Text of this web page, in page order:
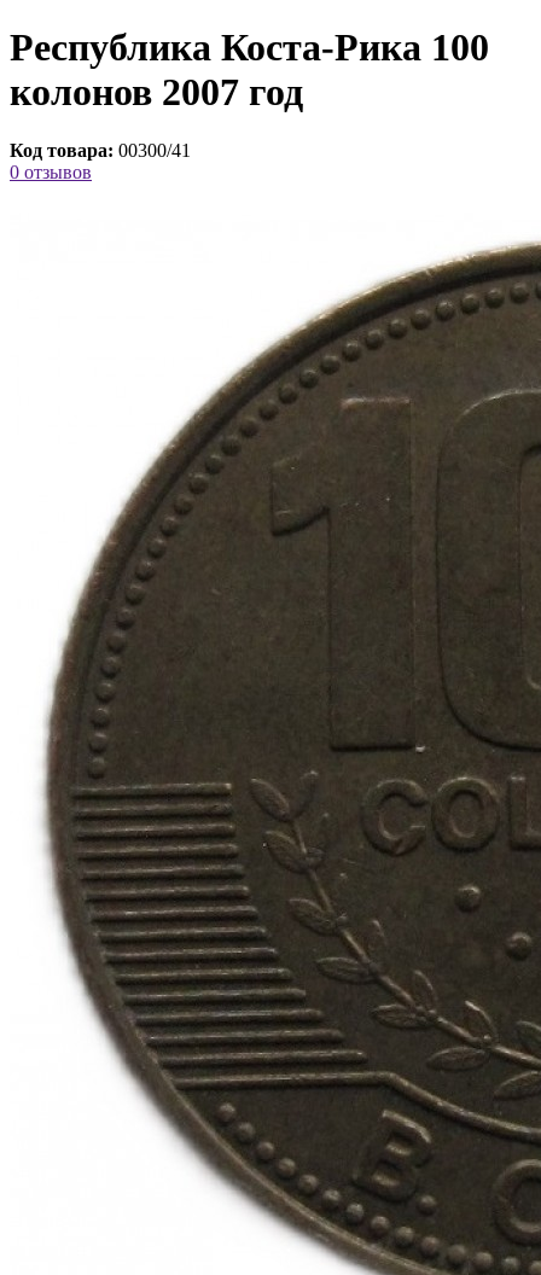
Республика Коста-Рика 100
колонов 2007 год
Код товара: 00300/41
0 отзывов